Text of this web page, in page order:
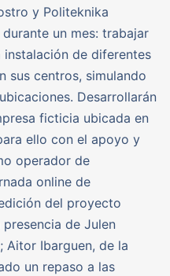
y Politeknika
un mes: trabajar
de diferentes
sus centros, simulando
Desarrollarán
ficticia ubicada en
ello con el apoyo y
operador de
online de
del proyecto
de Julen
Aitor Ibarguen, de la
un repaso a las